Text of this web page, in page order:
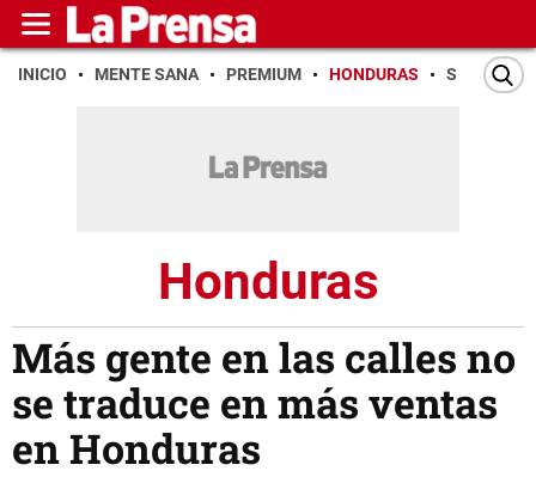
INICIO MENTE SANA PREMIUM HONDURAS SAN PEDRO
Honduras
Más gente en las calles no
se traduce en más ventas
en Honduras